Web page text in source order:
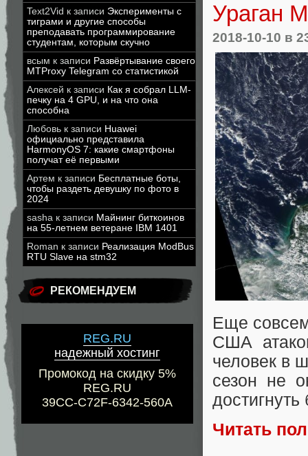
Text2Vid к записи Эксперименты с
тиграми и другие способы
преподавать программирование
студентам, которым скучно
всым к записи Развёртывание своего
MTProxy Telegram со статистикой
Алексей к записи Как я собрал LLM-
печку на 4 GPU, и на что она
способна
Любовь к записи Huawei
официально представила
HarmonyOS 7: какие смартфоны
получат её первыми
Артем к записи Бесплатные боты,
чтобы раздеть девушку по фото в
2024
sasha к записи Майнинг биткоинов
на 55-летнем ветеране IBM 1401
Roman к записи Реализация ModBus
RTU Slave на stm32
РЕКОМЕНДУЕМ
REG.RU
надежный хостинг
Промокод на скидку 5%
REG.RU
39CC-C72F-6342-560A
Ураган
2018-10-10 в
Еще
США
человек в
сезон не
Читать